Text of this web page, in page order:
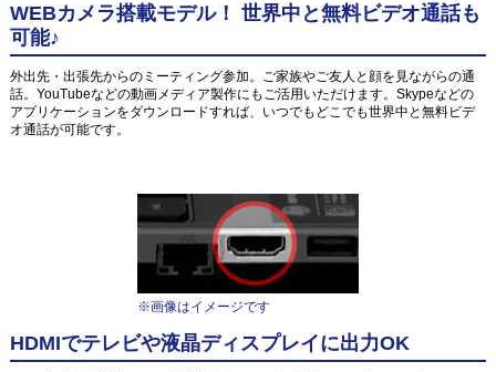
WEBカメラ搭載モデル！ 世界中と無料ビデオ通話も
可能♪
外出先・出張先からのミーティング参加。ご家族やご友人と顔を見ながらの通
話。YouTubeなどの動画メディア製作にもご活用いただけます。Skypeなどの
アプリケーションをダウンロードすれば、いつでもどこでも世界中と無料ビデ
オ通話が可能です。
※画像はイメージです
HDMIでテレビや液晶ディスプレイに出力OK